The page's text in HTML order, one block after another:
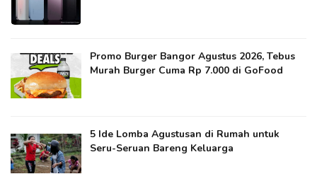
Promo Burger Bangor Agustus 2026, Tebus
Murah Burger Cuma Rp 7.000 di GoFood
5 Ide Lomba Agustusan di Rumah untuk
Seru-Seruan Bareng Keluarga